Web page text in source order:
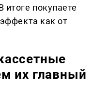
итоге покупаете
как от
их главный